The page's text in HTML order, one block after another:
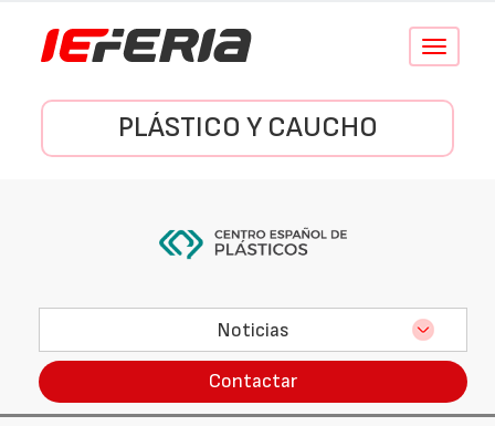
Conmutar
PLÁSTICO Y CAUCHO
Noticias
Contactar